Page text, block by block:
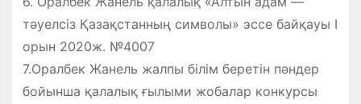
тәуелсіз Қазақстанның символы» эссе байқауы І
орын 2020ж. №4007
7.Оралбек Жанель жалпы білім беретін пәндер
бойынша қалалық ғылыми жобалар конкурсы